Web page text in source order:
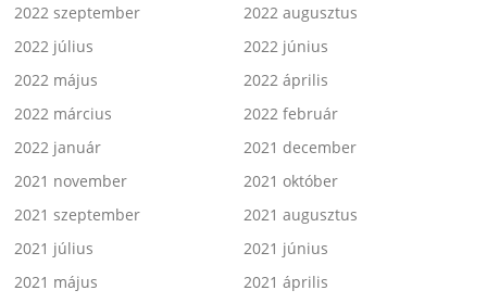
2022 szeptember
2022 augusztus
2022 július
2022 június
2022 május
2022 április
2022 március
2022 február
2022 január
2021 december
2021 november
2021 október
2021 szeptember
2021 augusztus
2021 július
2021 június
2021 május
2021 április